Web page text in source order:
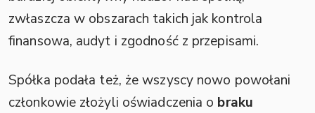
zwłaszcza w obszarach takich jak kontrola
finansowa, audyt i zgodność z przepisami.
Spółka podała też, że wszyscy nowo powołani
członkowie złożyli oświadczenia o braku